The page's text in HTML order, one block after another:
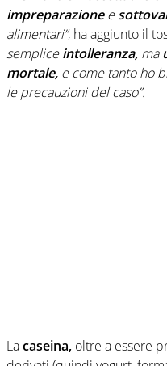
impreparazionee
alimentari”, ha aggiunto il
sempliceintolleranza, ma
mortale, e come tanto ho
le precauzioni del caso”.
Lacaseina, oltre a essere